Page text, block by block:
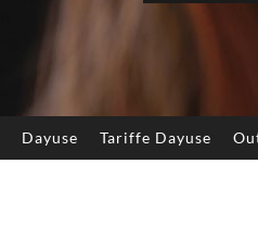
Dayuse Tariffe Dayuse